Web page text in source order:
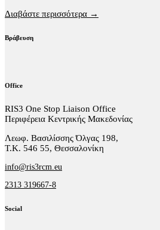
Διαβάστε περισσότερα →
Βράβευση
Office
RIS3 One Stop Liaison Office
Περιφέρεια Κεντρικής Μακεδονίας
Λεωφ. Βασιλίσσης Όλγας 198,
Τ.Κ. 546 55, Θεσσαλονίκη
info@ris3rcm.eu
2313 319667-8
Social